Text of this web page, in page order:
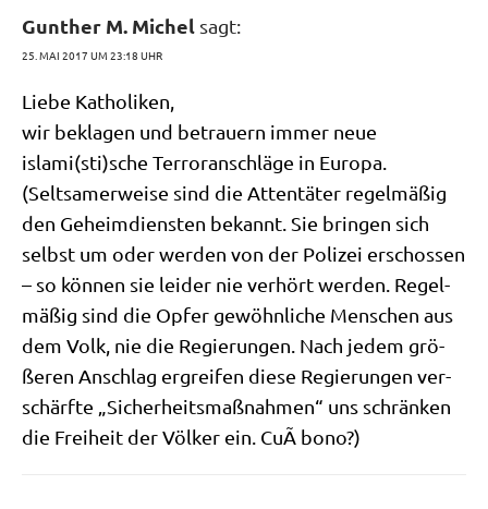
Gunther M. Michel sagt:
25. MAI 2017 UM 23:18 UHR
Lie­be Katholiken,
wir bekla­gen und betrau­ern immer neue
islami(sti)sche Ter­ror­an­schlä­ge in Europa.
(Selt­sa­mer­wei­se sind die Atten­tä­ter regel­mä­ßig
den Geheim­dien­sten bekannt. Sie brin­gen sich
selbst um oder wer­den von der Poli­zei erschos­sen
– so kön­nen sie lei­der nie ver­hört wer­den. Regel­
mä­ßig sind die Opfer gewöhn­li­che Men­schen aus
dem Volk, nie die Regie­run­gen. Nach jedem grö­
ße­ren Anschlag ergrei­fen die­se Regie­run­gen ver­
schärf­te „Sicher­heits­maß­nah­men“ uns schrän­ken
die Frei­heit der Völ­ker ein. CuÃ­ bono?)